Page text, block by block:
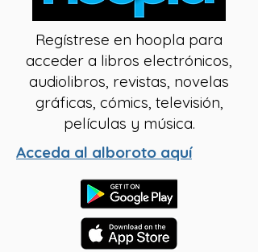
Regístrese en hoopla para
acceder a libros electrónicos,
audiolibros, revistas, novelas
gráficas, cómics, televisión,
películas y música.
Acceda al alboroto aquí